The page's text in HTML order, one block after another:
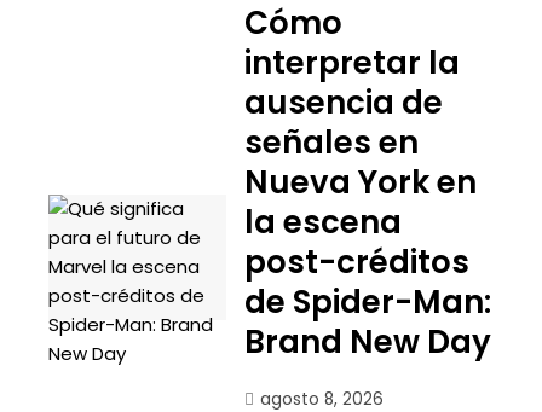
Cómo
interpretar la
ausencia de
señales en
Nueva York en
la escena
post-créditos
de Spider-Man:
Brand New Day
agosto 8, 2026